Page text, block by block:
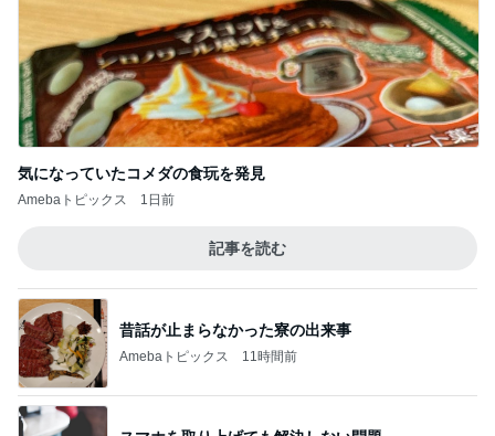
気になっていたコメダの食玩を発見
Amebaトピックス 1日前
記事を読む
昔話が止まらなかった寮の出来事
Amebaトピックス 11時間前